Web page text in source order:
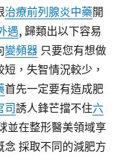
治療前列腺炎中藥開
遇, 歸類出以下容易
變頻器 只要您有想做
，失智情況較少，
首先一定要有造成肥
司誘人鋒芒擋不住六
並在整形醫美領域享
念 採取不同的減肥方